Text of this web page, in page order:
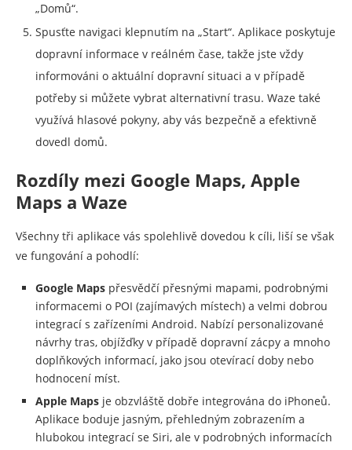
„Domů“.
Spusťte navigaci klepnutím na „Start“. Aplikace poskytuje
dopravní informace v reálném čase, takže jste vždy
informováni o aktuální dopravní situaci a v případě
potřeby si můžete vybrat alternativní trasu. Waze také
využívá hlasové pokyny, aby vás bezpečně a efektivně
dovedl domů.
Rozdíly mezi Google Maps, Apple
Maps a Waze
Všechny tři aplikace vás spolehlivě dovedou k cíli, liší se však
ve fungování a pohodlí:
Google Maps přesvědčí přesnými mapami, podrobnými
informacemi o POI (zajímavých místech) a velmi dobrou
integrací s zařízeními Android. Nabízí personalizované
návrhy tras, objížďky v případě dopravní zácpy a mnoho
doplňkových informací, jako jsou otevírací doby nebo
hodnocení míst.
Apple Maps je obzvláště dobře integrována do iPhoneů.
Aplikace boduje jasným, přehledným zobrazením a
hlubokou integrací se Siri, ale v podrobných informacích